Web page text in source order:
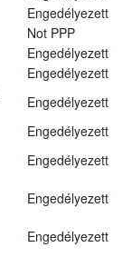
Engedélyezett
Not PPP
Engedélyezett
Engedélyezett
Engedélyezett
Engedélyezett
Engedélyezett
Engedélyezett
Engedélyezett